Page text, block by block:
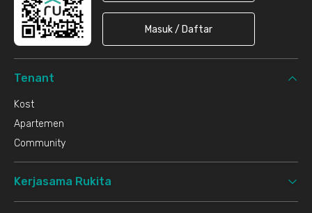
Masuk / Daftar
Tenant
Kost
Apartemen
Community
Kerjasama Rukita